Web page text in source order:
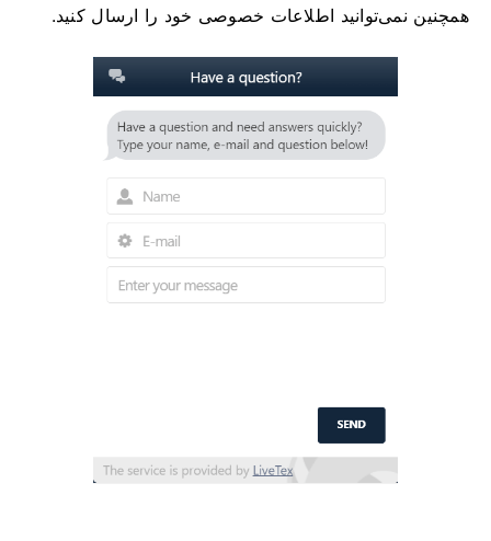
همچنین نمی‌توانید اطلاعات خصوصی خود را ارسال کنید.